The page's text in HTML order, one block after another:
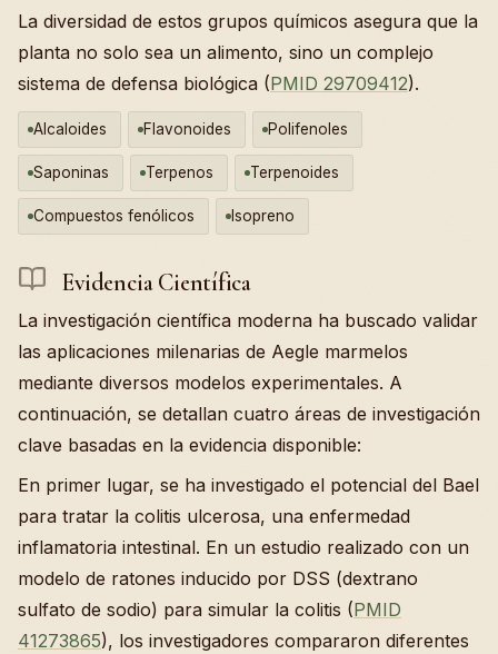
La diversidad de estos grupos químicos asegura que la
planta no solo sea un alimento, sino un complejo
sistema de defensa biológica (PMID 29709412).
Alcaloides Flavonoides Polifenoles
Saponinas Terpenos Terpenoides
Compuestos fenólicos Isopreno
Evidencia Científica
La investigación científica moderna ha buscado validar
las aplicaciones milenarias de Aegle marmelos
mediante diversos modelos experimentales. A
continuación, se detallan cuatro áreas de investigación
clave basadas en la evidencia disponible:
En primer lugar, se ha investigado el potencial del Bael
para tratar la colitis ulcerosa, una enfermedad
inflamatoria intestinal. En un estudio realizado con un
modelo de ratones inducido por DSS (dextrano
sulfato de sodio) para simular la colitis (PMID
41273865), los investigadores compararon diferentes